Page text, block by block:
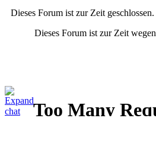
Dieses Forum ist zur Zeit
Dieses Forum ist zur Zeit